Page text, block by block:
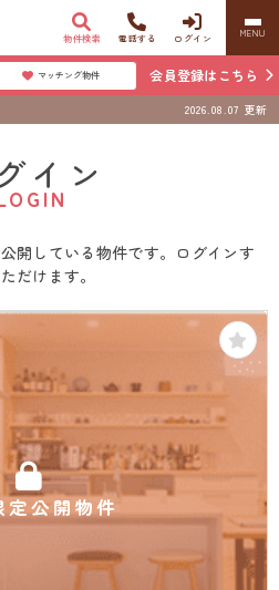
物件検索 電話する ログイン MENU
マッチング物件 会員登録はこちら
2026.08.07 更新
イン
開している物件です。ログインす
だけます。
定公開物件